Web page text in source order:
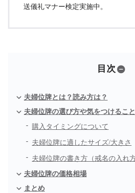
送儀礼マナー検定実施中。
目次
夫婦位牌とは？読み方は？
夫婦位牌の選び方や気をつけること
購入タイミングについて
夫婦位牌に適したサイズ/大きさ
夫婦位牌の書き方（戒名の入れ方
夫婦位牌の価格相場
まとめ